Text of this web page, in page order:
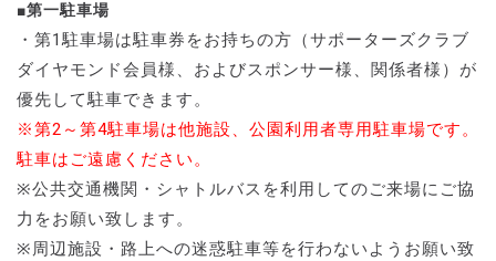
■第一駐車場
・第1駐車場は駐車券をお持ちの方（サポーターズクラブ
ダイヤモンド会員様、およびスポンサー様、関係者様）が
優先して駐車できます。
※第2～第4駐車場は他施設、公園利用者専用駐車場です。
駐車はご遠慮ください。
※公共交通機関・シャトルバスを利用してのご来場にご協
力をお願い致します。
※周辺施設・路上への迷惑駐車等を行わないようお願い致